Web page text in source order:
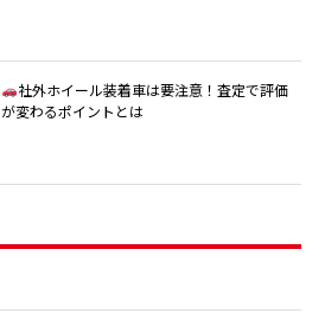
社外ホイール装着車は要注意！査定で評価
が変わるポイントとは